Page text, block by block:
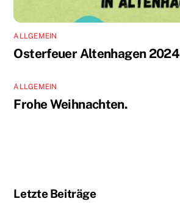
ALLGEMEIN
Osterfeuer Altenhagen 2024
ALLGEMEIN
Frohe Weihnachten.
Letzte Beiträge